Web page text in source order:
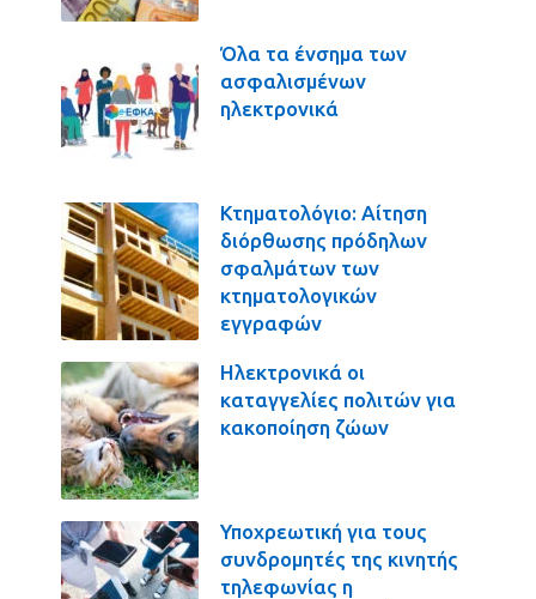
Όλα τα ένσημα των
ασφαλισμένων
ηλεκτρονικά
Κτηματολόγιο: Αίτηση
διόρθωσης πρόδηλων
σφαλμάτων των
κτηματολογικών
εγγραφών
Ηλεκτρονικά οι
καταγγελίες πολιτών για
κακοποίηση ζώων
Υποχρεωτική για τους
συνδρομητές της κινητής
τηλεφωνίας η